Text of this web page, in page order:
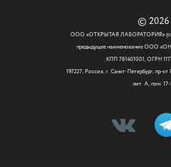
© 2026
ООО «ОТКРЫТАЯ ЛАБОРАТОРИЯ»
предыдущее наименование ООО
КПП 781401001, ОГРН
197227, Россия, г. Санкт-Петербург, пр-
лит. А, пом.